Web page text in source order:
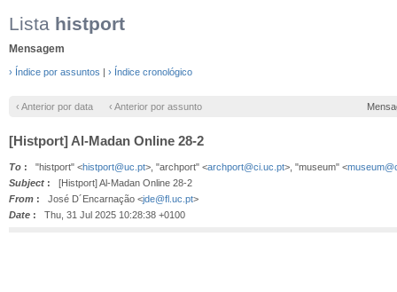
Lista histport
Mensagem
› Índice por assuntos | › Índice cronológico
‹ Anterior por data ‹ Anterior por assunto
[Histport] Al-Madan Online 28-2
To : "histport" <histport@uc.pt>, "archport" <archport@ci.uc.pt>, "museum" <
Subject : [Histport] Al-Madan Online 28-2
From : José D´Encarnação <jde@fl.uc.pt>
Date : Thu, 31 Jul 2025 10:28:38 +0100